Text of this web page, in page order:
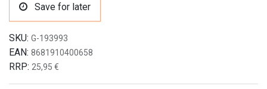
Save for later
SKU: G-193993
EAN: 8681910400658
RRP: 25,95 €